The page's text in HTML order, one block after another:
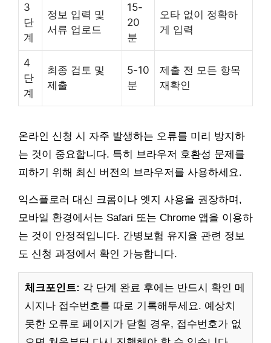
3
단
계
정보 입력 및
서류 업로드
15-
20
분
오타 없이 정확하
게 입력
4
단
계
최종 검토 및
제출
5-10
분
제출 전 모든 항목
재확인
온라인 신청 시 자주 발생하는 오류를 미리 방지하
는 것이 중요합니다. 특히 브라우저 호환성 문제를
피하기 위해 최신 버전의 브라우저를 사용하세요.
익스플로러 대신 크롬이나 엣지 사용을 권장하며,
모바일 환경에서는 Safari 또는 Chrome 앱을 이용하
는 것이 안정적입니다. 간병보험 유지율 관련 정보
도 신청 과정에서 확인 가능합니다.
체크포인트: 각 단계 완료 후에는 반드시 확인 메
시지나 접수번호를 따로 기록해두세요. 예상치
못한 오류로 페이지가 닫힐 경우, 접수번호가 없